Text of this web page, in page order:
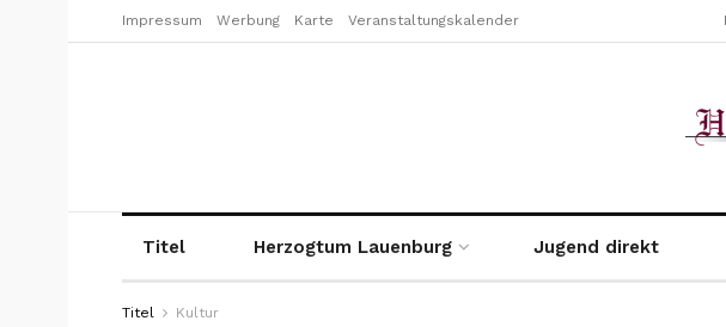
Impressum Werbung Karte Veranstaltungskalender
Titel Herzogtum Lauenburg Jugend direkt
Titel Kultur